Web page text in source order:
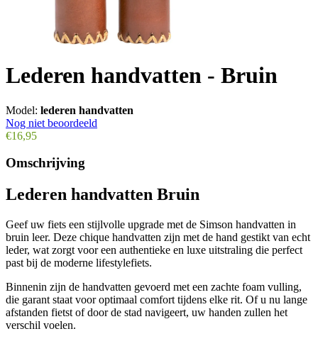
Lederen handvatten - Bruin
Model: lederen handvatten
Nog niet beoordeeld
€16,95
Omschrijving
Lederen handvatten Bruin
Geef uw fiets een stijlvolle upgrade met de Simson handvatten in
bruin leer. Deze chique handvatten zijn met de hand gestikt van echt
leder, wat zorgt voor een authentieke en luxe uitstraling die perfect
past bij de moderne lifestylefiets.
Binnenin zijn de handvatten gevoerd met een zachte foam vulling,
die garant staat voor optimaal comfort tijdens elke rit. Of u nu lange
afstanden fietst of door de stad navigeert, uw handen zullen het
verschil voelen.